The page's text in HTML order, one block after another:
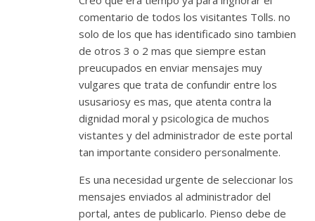
comentario de todos los visitantes Tolls. no
solo de los que has identificado sino tambien
de otros 3 o 2 mas que siempre estan
preucupados en enviar mensajes muy
vulgares que trata de confundir entre los
ususariosy es mas, que atenta contra la
dignidad moral y psicologica de muchos
vistantes y del administrador de este portal
tan importante considero personalmente.
Es una necesidad urgente de seleccionar los
mensajes enviados al administrador del
portal, antes de publicarlo. Pienso debe de